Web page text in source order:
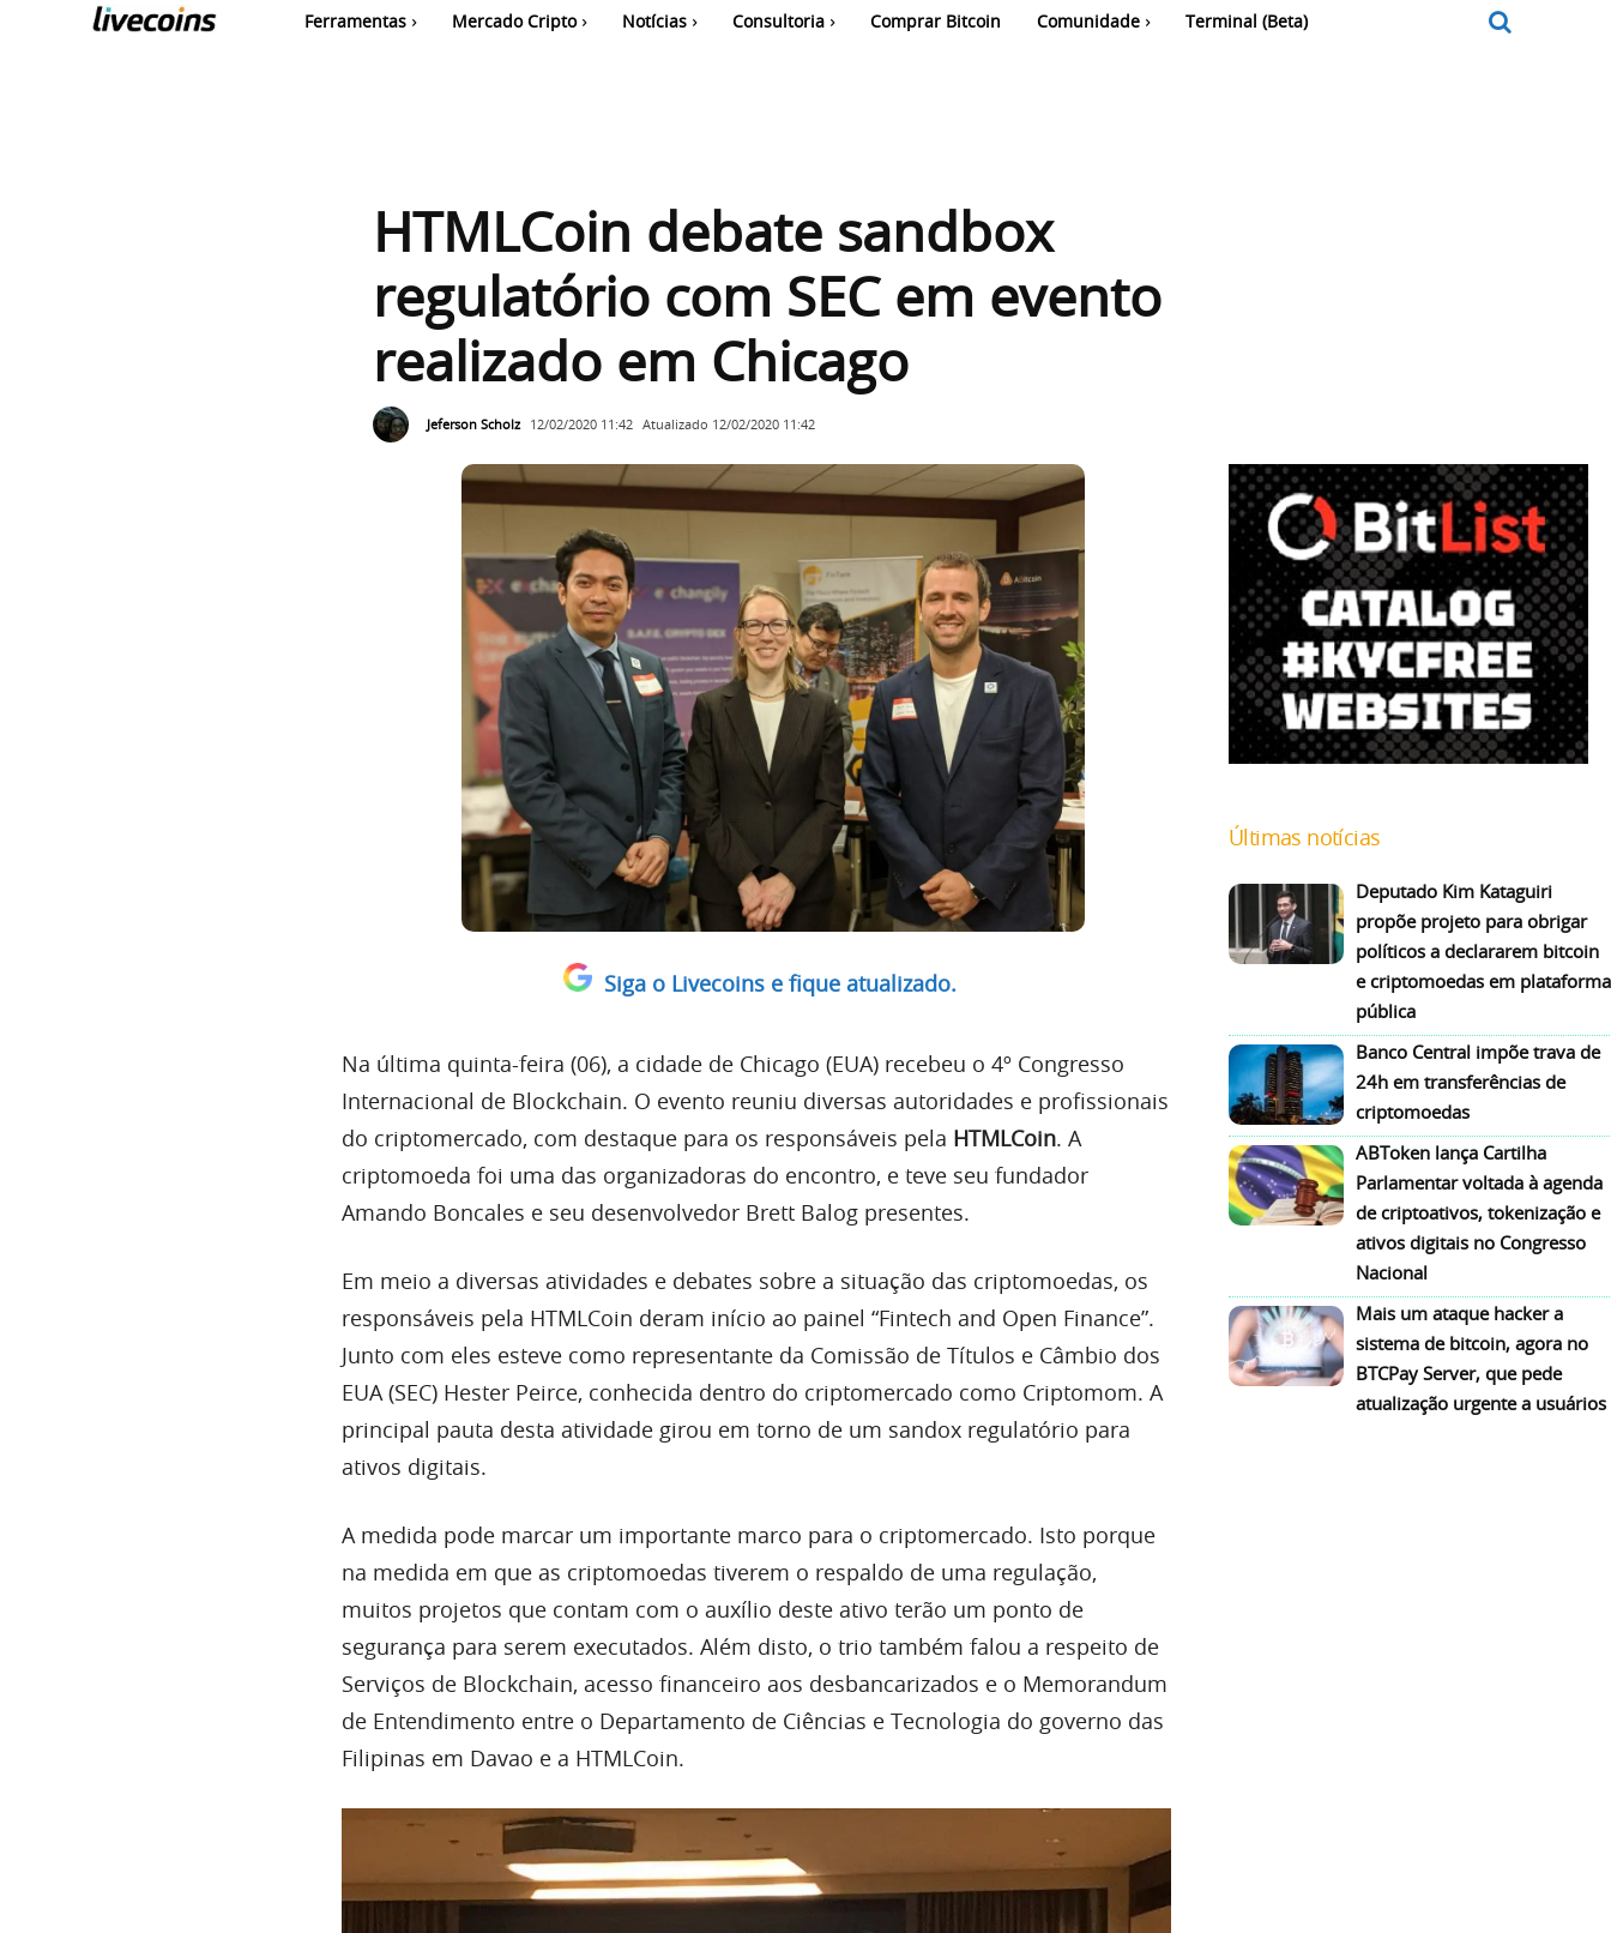
Ferramentas Mercado Cripto Notícias Consultoria Comprar Bitcoin Comunidade Terminal (Beta)
HTMLCoin debate sandbox
regulatório com SEC em evento
realizado em Chicago
Jeferson Scholz 12/02/2020 11:42 Atualizado 12/02/2020 11:42
Siga o Livecoins e fique atualizado.
Na última quinta-feira (06), a cidade de Chicago (EUA) recebeu o 4º Congresso
Internacional de Blockchain. O evento reuniu diversas autoridades e profissionais
do criptomercado, com destaque para os responsáveis pela HTMLCoin. A
criptomoeda foi uma das organizadoras do encontro, e teve seu fundador
Amando Boncales e seu desenvolvedor Brett Balog presentes.
Em meio a diversas atividades e debates sobre a situação das criptomoedas, os
responsáveis pela HTMLCoin deram início ao painel “Fintech and Open Finance”.
Junto com eles esteve como representante da Comissão de Títulos e Câmbio dos
EUA (SEC) Hester Peirce, conhecida dentro do criptomercado como Criptomom. A
principal pauta desta atividade girou em torno de um sandox regulatório para
ativos digitais.
A medida pode marcar um importante marco para o criptomercado. Isto porque
na medida em que as criptomoedas tiverem o respaldo de uma regulação,
muitos projetos que contam com o auxílio deste ativo terão um ponto de
segurança para serem executados. Além disto, o trio também falou a respeito de
Serviços de Blockchain, acesso financeiro aos desbancarizados e o Memorandum
de Entendimento entre o Departamento de Ciências e Tecnologia do governo das
Filipinas em Davao e a HTMLCoin.
Últimas notícias
Deputado Kim Kataguiri
propõe projeto para obrigar
políticos a declararem bitcoin
e criptomoedas em plataforma
pública
Banco Central impõe trava de
24h em transferências de
criptomoedas
ABToken lança Cartilha
Parlamentar voltada à agenda
de criptoativos, tokenização e
ativos digitais no Congresso
Nacional
Mais um ataque hacker a
sistema de bitcoin, agora no
BTCPay Server, que pede
atualização urgente a usuários